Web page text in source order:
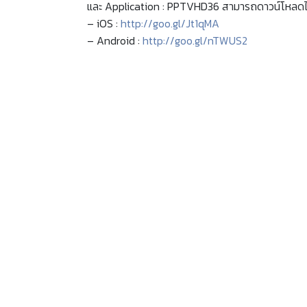
และ Application : PPTVHD36 สามารถดาวน์โหลด
– iOS : http://goo.gl/Jt1qMA
– Android : http://goo.gl/nTWUS2